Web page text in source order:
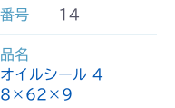
14
オイルシール 4
8×62×9